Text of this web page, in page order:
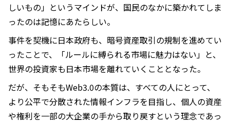
しいもの」というマインドが、国民のなかに築かれてしま
ったのは記憶にあたらしい。
事件を契機に日本政府も、暗号資産取引の規制を進めてい
ったことで、「ルールに縛られる市場に魅力はない」と、
世界の投資家も日本市場を離れていくこととなった。
だが、そもそもWeb3.0の本質は、すべての人にとって、
より公平で分散された情報インフラを目指し、個人の資産
や権利を一部の大企業の手から取り戻すという理念であっ